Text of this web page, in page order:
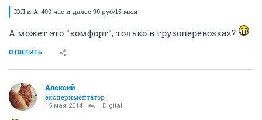
ЮЛ и А: 400 час и далее 90 руб/15 мин
А может это "комфорт", только в грузоперевозках?
ОТВЕТИТЬ
Алексий
экспериментатор
15 мая 2014 _Digital